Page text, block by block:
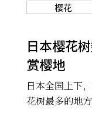
樱花
日本樱花
赏樱地
日本全国上下
花树最多的地